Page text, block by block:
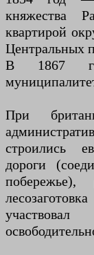
княжества
квартирой
Центральных
В 1867
При
строились
дороги
побережье),